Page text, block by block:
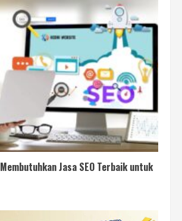
Jasa SEO Terbaik untuk